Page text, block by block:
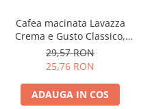
Cafea macinata Lavazza
Crema e Gusto Classico,
250g
29,57 RON
25,76 RON
ADAUGA IN COS